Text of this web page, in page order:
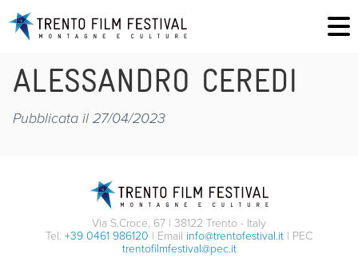
ALESSANDRO CEREDI
Pubblicata il 27/04/2023
Via S.Croce, 67 | 38122 Trento - Italy
Tel. +39 0461 986120 | Email info@trentofestival.it | PEC
trentofilmfestival@pec.it